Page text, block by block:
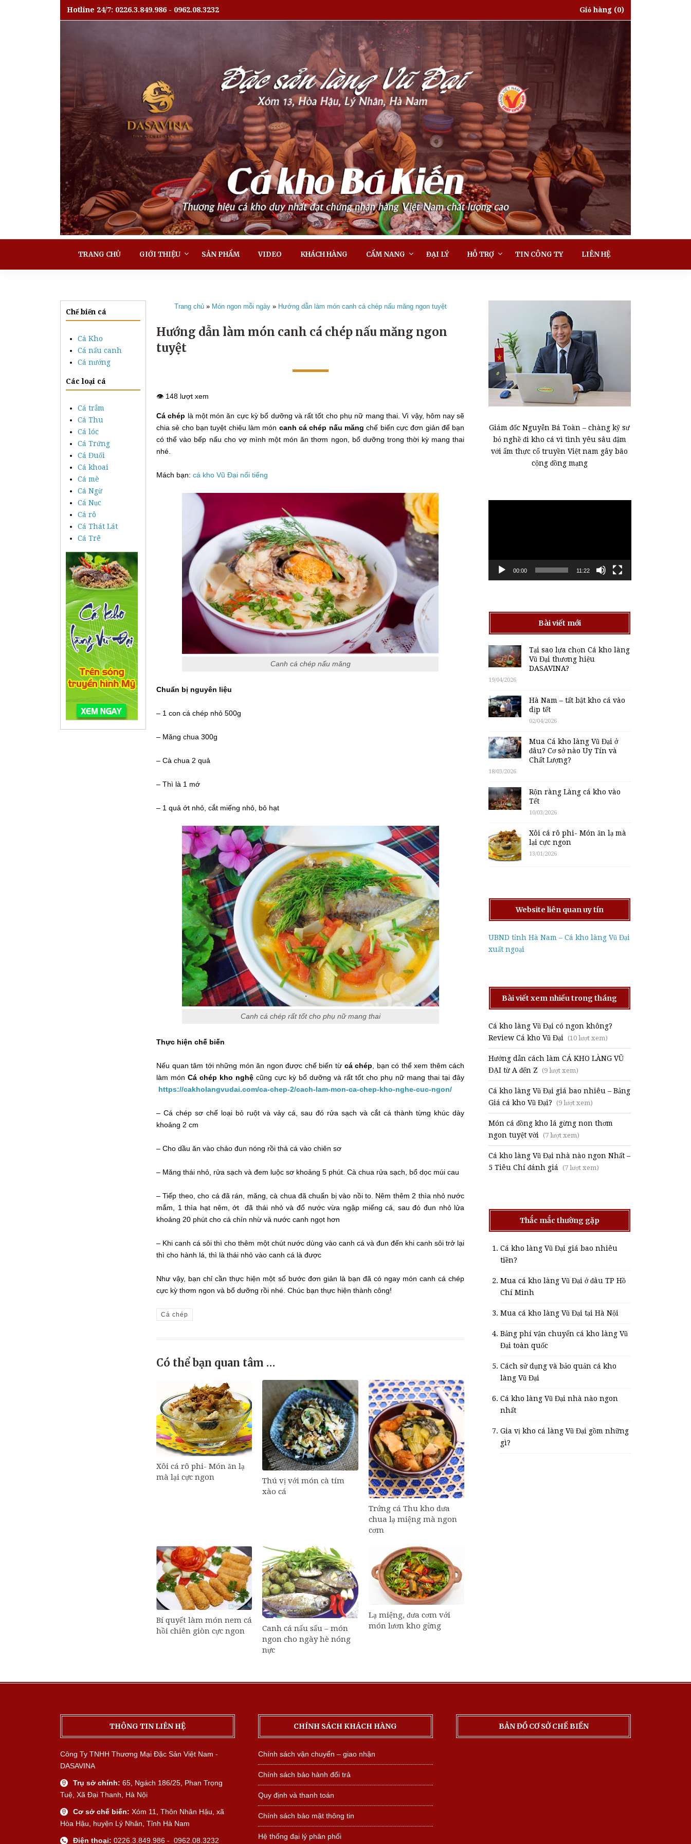
Hotline 24/7: 0226.3.849.986 - 0962.08.3232 Giỏ hàng (0)
TRANG CHỦ GIỚI THIỆU SẢN PHẨM VIDEO KHÁCH HÀNG CẨM NANG ĐẠI LÝ HỖ TRỢ TIN CÔNG TY LIÊN HỆ
Chế biến cá
Cá Kho
Cá nấu canh
Cá nướng
Các loại cá
Cá trắm
Cá Thu
Cá lóc
Cá Trứng
Cá Đuối
Cá khoai
Cá mè
Cá Ngừ
Cá Nục
Cá rô
Cá Thát Lát
Cá Trê
Trang chủ» Món ngon mỗi ngày» Hướng dẫn làm món canh cá chép nấu măng ngon tuyệt
Hướng dẫn làm món canh cá chép nấu măng ngon
tuyệt
👁️ 148 lượt xem
Cá chép là một món ăn cực kỳ bổ dưỡng và rất tốt cho phụ nữ mang thai. Vì vậy, hôm nay sẽ
chia sẻ cho bạn tuyệt chiêu làm món canh cá chép nấu măng chế biến cực đơn giản để bạn
có thể vào bếp nấu cho vợ mình một món ăn thơm ngon, bổ dưỡng trong thời kỳ mang thai
nhé.
Mách bạn: cá kho Vũ Đại nổi tiếng
Canh cá chép nấu măng
Chuẩn bị nguyên liệu
– 1 con cá chép nhỏ 500g
– Măng chua 300g
– Cà chua 2 quả
– Thì là 1 mớ
– 1 quả ớt nhỏ, cắt miếng nhỏ, bỏ hạt
Canh cá chép rất tốt cho phụ nữ mang thai
Thực hiện chế biến
Nếu quan tâm tới những món ăn ngon được chế biến từ cá chép , bạn có thể xem thêm cách
làm mónCá chép kho nghệ cũng cực kỳ bổ dưỡng và rất tốt cho phụ nữ mang thai tại đây
https://cakholangvudai.com/ca-chep-2/cach-lam-mon-ca-chep-kho-nghe-cuc-ngon/
– Cá chép sơ chế loại bỏ ruột và vảy cá, sau đó rửa sạch và cắt cá thành từng khúc dày
khoảng 2 cm
– Cho dầu ăn vào chảo đun nóng rồi thả cá vào chiên sơ
– Măng thái nhỏ, rửa sạch và đem luộc sơ khoảng 5 phút. Cà chua rửa sạch, bổ dọc múi cau
– Tiếp theo, cho cá đã rán, măng, cà chua đã chuẩn bị vào nồi to. Nêm thêm 2 thìa nhỏ nước
mắm, 1 thìa hạt nêm, ớt đã thái nhỏ và đổ nước vừa ngập miếng cá, sau đó đun nhỏ lửa
khoảng 20 phút cho cá chín nhừ và nước canh ngọt hơn
– Khi canh cá sôi thì cho thêm một chút nước dùng vào canh cá và đun đến khi canh sôi trở lại
thì cho hành lá, thì là thái nhỏ vào canh cá là được
Như vậy, bạn chỉ cần thực hiện một số bước đơn giản là bạn đã có ngay món canh cá chép
cực kỳ thơm ngon và bổ dưỡng rồi nhé. Chúc bạn thực hiện thành công!
Cá chép
Có thể bạn quan tâm …
Xôi cá rô phi- Món ăn lạ
mà lại cực ngon
Thú vị với món cà tím
xào cá
Trứng cá Thu kho dưa
chua lạ miệng mà ngon
cơm
Bí quyết làm món nem cá
hồi chiên giòn cực ngon
Canh cá nấu sấu – món
ngon cho ngày hè nóng
nực
Lạ miệng, đưa cơm với
món lươn kho gừng
Giám đốc Nguyễn Bá Toàn – chàng kỹ sư
bỏ nghề đi kho cá vì tình yêu sâu đậm
với ẩm thực cổ truyền Việt nam gây bão
cộng đồng mạng
00:00 11:22
Bài viết mới
Tại sao lựa chọn Cá kho làng
Vũ Đại thương hiệu
DASAVINA?
19/04/2026
Hà Nam – tất bật kho cá vào
dịp tết
02/04/2026
Mua Cá kho làng Vũ Đại ở
đâu? Cơ sở nào Uy Tín và
Chất Lượng?
18/03/2026
Rộn ràng Làng cá kho vào
Tết
10/03/2026
Xôi cá rô phi- Món ăn lạ mà
lại cực ngon
13/01/2026
Website liên quan uy tín
UBND tỉnh Hà Nam – Cá kho làng Vũ Đại
xuất ngoại
Bài viết xem nhiều trong tháng
Cá kho làng Vũ Đại có ngon không?
Review Cá kho Vũ Đại (10 lượt xem)
Hướng dẫn cách làm CÁ KHO LÀNG VŨ
ĐẠI từ A đến Z (9 lượt xem)
Cá kho làng Vũ Đại giá bao nhiêu – Bảng
Giá cá kho Vũ Đại? (9 lượt xem)
Món cá đồng kho lá gừng non thơm
ngon tuyệt vời (7 lượt xem)
Cá kho làng Vũ Đại nhà nào ngon Nhất –
5 Tiêu Chí đánh giá (7 lượt xem)
Thắc mắc thường gặp
Cá kho làng Vũ Đại giá bao nhiêu
tiền?
Mua cá kho làng Vũ Đại ở đâu TP Hồ
Chí Minh
Mua cá kho làng Vũ Đại tại Hà Nội
Bảng phí vận chuyển cá kho làng Vũ
Đại toàn quốc
Cách sử dụng và bảo quản cá kho
làng Vũ Đại
Cá kho làng Vũ Đại nhà nào ngon
nhất
Gia vị kho cá làng Vũ Đại gồm những
gì?
THÔNG TIN LIÊN HỆ
Công Ty TNHH Thương Mại Đặc Sản Việt Nam -
DASAVINA
Trụ sở chính: 65, Ngách 186/25, Phan Trọng
Tuệ, Xã Đại Thanh, Hà Nội
Cơ sở chế biến: Xóm 11, Thôn Nhân Hậu, xã
Hòa Hậu, huyện Lý Nhân, Tỉnh Hà Nam
Điện thoại: 0226.3.849.986 - 0962.08.3232
CHÍNH SÁCH KHÁCH HÀNG
Chính sách vận chuyển – giao nhận
Chính sách bảo hành đổi trả
Quy định và thanh toán
Chính sách bảo mật thông tin
Hệ thống đại lý phân phối
BẢN ĐỒ CƠ SỞ CHẾ BIẾN